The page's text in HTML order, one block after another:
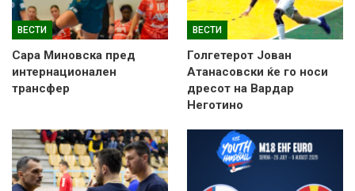
ВЕСТИ
Сара Миновска пред
интернационален
трансфер
ВЕСТИ
Голгетерот Јован
Атанасовски ќе го носи
дресот на Вардар
Неготино